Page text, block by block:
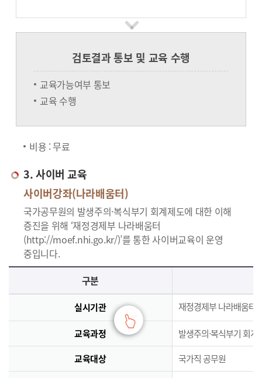
검토결과 통보 및 교육 수행
교육가능여부 통보
교육 수행
비용 : 무료
3. 사이버 교육
사이버강좌(나라배움터)
국가공무원의 발생주의·복식부기 회계제도에 대한 이해
증진을 위해 ‘재정경제부 나라배움터
(http://moef.nhi.go.kr/)’를 통한 사이버교육이 운영
중입니다.
사이버교육의 사이버강좌(나라배움터)에 대한 안내로 실시기관, 교육과정, 대상, 인원, 시간, 인정시간, 신청(기간,절차), 수료(요건,평가,수료증)으로 구분되며 이에 해당하는 내용으로 구성된 표 입니다.
구분
실시기관 재정경제부 나라배움터(
교육과정 발생주의·복식부기 회계
교육대상 국가직 공무원